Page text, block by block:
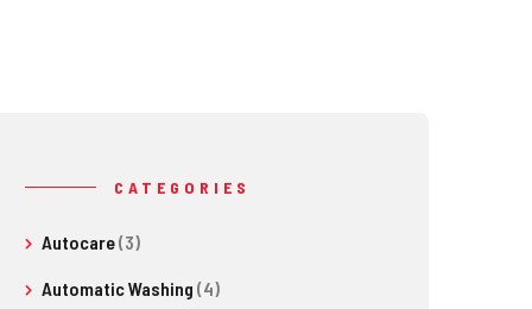
CATEGORIES
Autocare(3)
Automatic Washing (4)